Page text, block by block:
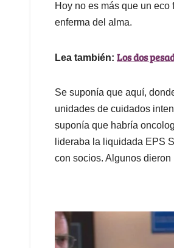
Hoy no es más que un
enferma del alma.
Lea también: Los dos
Se suponía que aquí,
unidades de cuidados
suponía que habría
lideraba la liquidada EPS
con socios. Algunos